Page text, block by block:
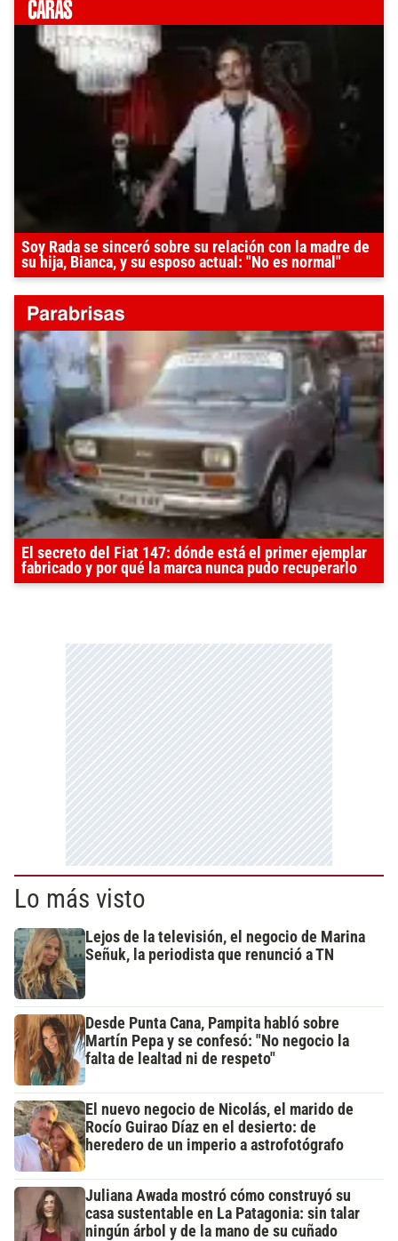
Soy Rada se sinceró sobre su relación con la madre de
su hija, Bianca, y su esposo actual: "No es normal"
El secreto del Fiat 147: dónde está el primer ejemplar
fabricado y por qué la marca nunca pudo recuperarlo
Lo más visto
Lejos de la televisión, el negocio de Marina
Señuk, la periodista que renunció a TN
Desde Punta Cana, Pampita habló sobre
Martín Pepa y se confesó: "No negocio la
falta de lealtad ni de respeto"
El nuevo negocio de Nicolás, el marido de
Rocío Guirao Díaz en el desierto: de
heredero de un imperio a astrofotógrafo
Juliana Awada mostró cómo construyó su
casa sustentable en La Patagonia: sin talar
ningún árbol y de la mano de su cuñado